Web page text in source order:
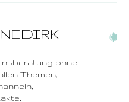
(2)
ohne
Themen,